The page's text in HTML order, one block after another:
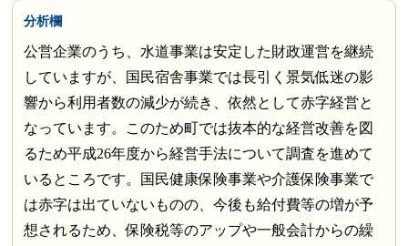
分析欄
公営企業のうち、水道事業は安定した財政運営を継続
していますが、国民宿舎事業では長引く景気低迷の影
響から利用者数の減少が続き、依然として赤字経営と
なっています。このため町では抜本的な経営改善を図
るため平成26年度から経営手法について調査を進めて
いるところです。国民健康保険事業や介護保険事業で
は赤字は出ていないものの、今後も給付費等の増が予
想されるため、保険税等のアップや一般会計からの繰